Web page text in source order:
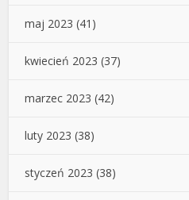
maj 2023 (41)
kwiecień 2023 (37)
marzec 2023 (42)
luty 2023 (38)
styczeń 2023 (38)